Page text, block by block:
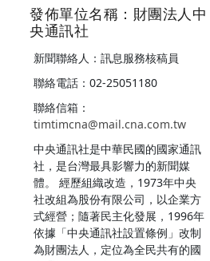
發佈單位名稱：財團法人中
央通訊社
新聞聯絡人：訊息服務核稿員
聯絡電話：02-25051180
聯絡信箱：
timtimcna@mail.cna.com.tw
中央通訊社是中華民國的國家通訊
社，是台灣最具影響力的新聞媒
體。 經歷組織改造，1973年中央
社改組為股份有限公司，以企業方
式經營；隨著民主化發展，1996年
依據「中央通訊社設置條例」改制
為財團法人，定位為全民共有的國